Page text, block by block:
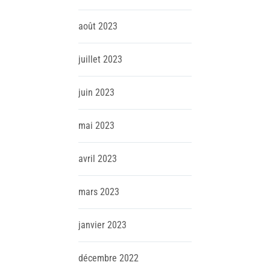
août 2023
juillet 2023
juin 2023
mai 2023
avril 2023
mars 2023
janvier 2023
décembre 2022